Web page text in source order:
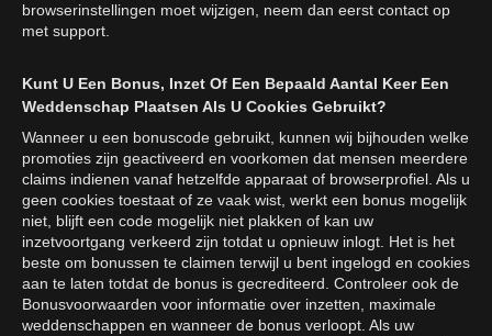
browserinstellingen moet wijzigen, neem dan eerst contact op
met support.
Kunt U Een Bonus, Inzet Of Een Bepaald Aantal Keer Een
Weddenschap Plaatsen Als U Cookies Gebruikt?
Wanneer u een bonuscode gebruikt, kunnen wij bijhouden welke
promoties zijn geactiveerd en voorkomen dat mensen meerdere
claims indienen vanaf hetzelfde apparaat of browserprofiel. Als u
geen cookies toestaat of ze vaak wist, werkt een bonus mogelijk
niet, blijft een code mogelijk niet plakken of kan uw
inzetvoortgang verkeerd zijn totdat u opnieuw inlogt. Het is het
beste om bonussen te claimen terwijl u bent ingelogd en cookies
aan te laten totdat de bonus is gecrediteerd. Controleer ook de
Bonusvoorwaarden voor informatie over inzetten, maximale
weddenschappen en wanneer de bonus verloopt. Als uw